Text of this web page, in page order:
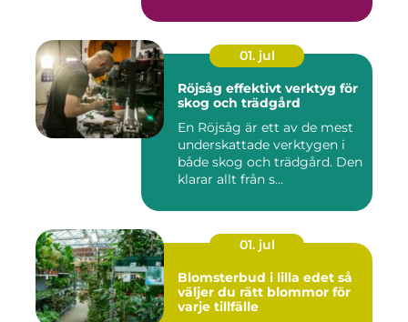
01. jul
Röjsåg effektivt verktyg för
skog och trädgård
En Röjsåg är ett av de mest
underskattade verktygen i
både skog och trädgård. Den
klarar allt från s...
01. jul
Blomsterbud i lilla edet så
väljer du rätt blommor för
varje tillfälle